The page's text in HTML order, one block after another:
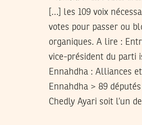
[…] les 109 voix
votes pour passer ou
organiques. A lire :
vice-président du parti
Ennahdha : Alliances
Ennahdha > 89
Chedly Ayari soit l’un